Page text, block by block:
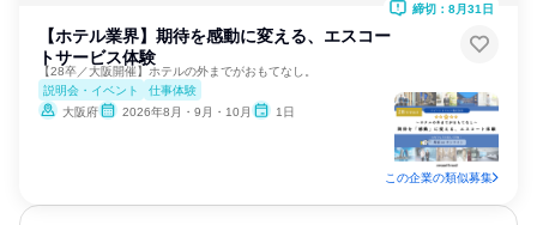
【ホテル業界】期待を感動に変える、エスコー
トサービス体験
【28卒／大阪開催】ホテルの外までがおもてなし。
説明会・イベント
仕事体験
大阪府
2026年8月・9月・10月 1日
締切：8月31日
この企業の類似募集